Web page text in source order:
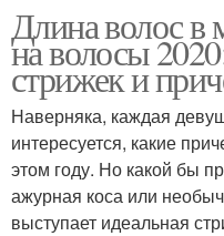
Длина волос в
на волосы
стрижек и
Наверняка, каждая
интересуется, какие
этом году. Но какой бы
ажурная коса или
выступает идеальная